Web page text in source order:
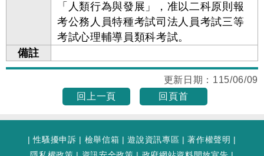
「人類行為與發展」，准以二科原則報
考公務人員特種考試司法人員考試三等
考試心理輔導員類科考試。
備註
更新日期： 115/06/09
回上一頁
回頁首
|性騷擾申訴 | 檢舉信箱 |遊說資訊專區 |著作權聲明 |